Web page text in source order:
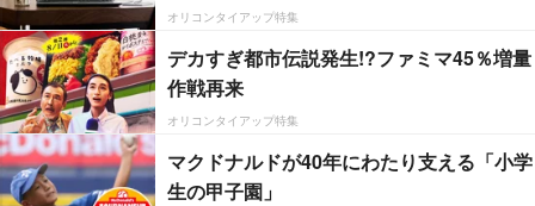
オリコンタイアップ特集
デカすぎ都市伝説発生!?ファミマ45％増量
作戦再来
オリコンタイアップ特集
マクドナルドが40年にわたり支える「小学
生の甲子園」